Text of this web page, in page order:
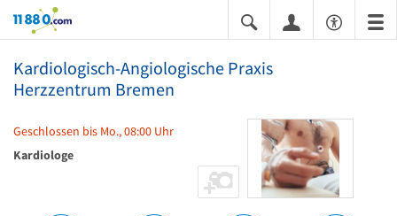
11880.com
Kardiologisch-Angiologische Praxis
Herzzentrum Bremen
Geschlossen bis Mo., 08:00 Uhr
Kardiologe